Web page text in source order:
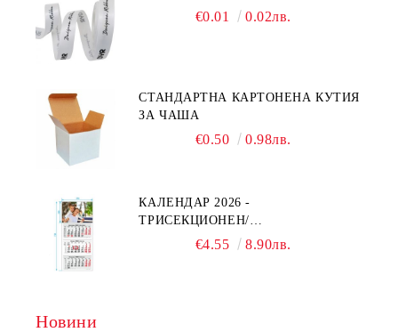
€0.01 0.02лв.
СТАНДАРТНА КАРТОНЕНА КУТИЯ
ЗА ЧАША
€0.50 0.98лв.
КАЛЕНДАР 2026 -
ТРИСЕКЦИОНЕН/
ЕДНОСЕКЦИОНЕН
€4.55 8.90лв.
Новини